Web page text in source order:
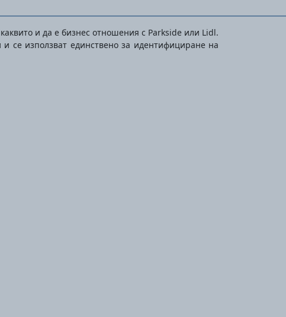
и да е бизнес отношения с Parkside или Lidl.
се използват единствено за идентифициране на